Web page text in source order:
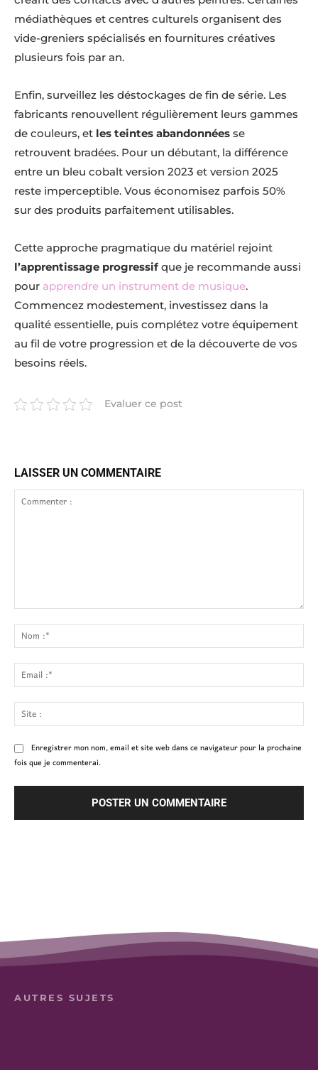
médiathèques et centres culturels organisent des
vide-greniers spécialisés en fournitures créatives
plusieurs fois par an.
Enfin, surveillez les déstockages de fin de série. Les
fabricants renouvellent régulièrement leurs gammes
de couleurs, et les teintes abandonnées se
retrouvent bradées. Pour un débutant, la différence
entre un bleu cobalt version 2023 et version 2025
reste imperceptible. Vous économisez parfois 50%
sur des produits parfaitement utilisables.
Cette approche pragmatique du matériel rejoint
l’apprentissage progressif que je recommande aussi
pour apprendre un instrument de musique.
Commencez modestement, investissez dans la
qualité essentielle, puis complétez votre équipement
au fil de votre progression et de la découverte de vos
besoins réels.
Evaluer ce post
LAISSER UN COMMENTAIRE
:
:*
:*
:
Enregistrer mon nom, email et site web dans ce navigateur pour la prochaine
fois que je commenterai.
AUTRES SUJETS